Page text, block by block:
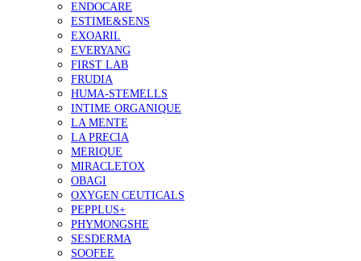
ENDOCARE
ESTIME&SENS
EXOARIL
EVERYANG
FIRST LAB
FRUDIA
HUMA-STEMELLS
INTIME ORGANIQUE
LA MENTE
LA PRECIA
MERIQUE
MIRACLETOX
OBAGI
OXYGEN CEUTICALS
PEPPLUS+
PHYMONGSHE
SESDERMA
SOOFEE